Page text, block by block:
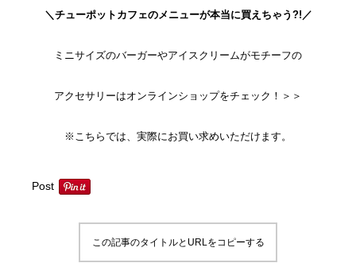
＼チューポットカフェのメニューが本当に買えちゃう?!／
ミニサイズのバーガーやアイスクリームがモチーフの
アクセサリーはオンラインショップをチェック！＞＞
※こちらでは、実際にお買い求めいただけます。
Post
この記事のタイトルとURLをコピーする